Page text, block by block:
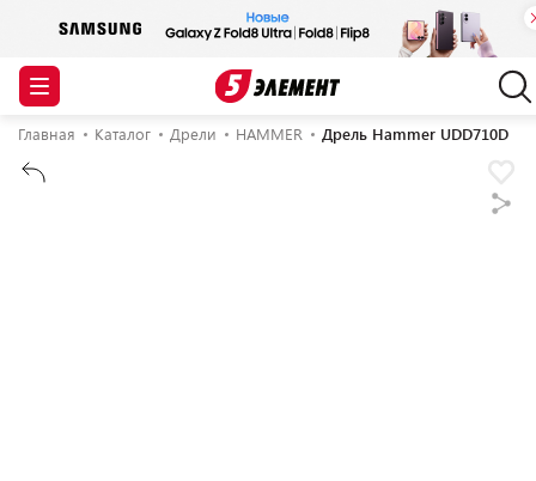
Главная Каталог Дрели HAMMER Дрель Hammer UDD710D